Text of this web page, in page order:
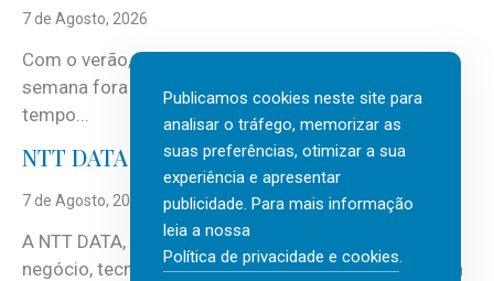
7 de Agosto, 2026
Com o verão, chegam também as férias, os fins-de-
semana fora e os dias em que a casa fica mais
tempo...
NTT DATA Insurtech Global Outlook 2026
7 de Agosto, 2026
A NTT DATA, consultora global em serviços de
negócio, tecnologia e inteligência artificial (IA), acaba
Publicamos cookies neste site para
analisar o tráfego, memorizar as
suas preferências, otimizar a sua
experiência e apresentar
publicidade. Para mais informação
leia a nossa
Política de privacidade e cookies.